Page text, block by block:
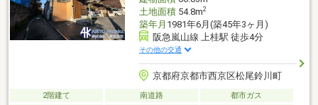
土地面積54.8m2
築年月 1981年6月(築45年3ヶ月)
阪急嵐山線 上桂駅 徒歩4分
その他の交通
京都府京都市西京区松尾鈴川町
2階建て 南道路
都市ガス